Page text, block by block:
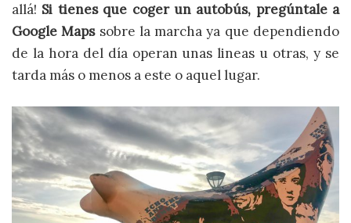
allá! Si tienes que coger un autobús, pregúntale a
Google Mapssobre la marcha ya que dependiendo
de la hora del día operan unas lineas u otras, y se
tarda más o menos a este o aquel lugar.